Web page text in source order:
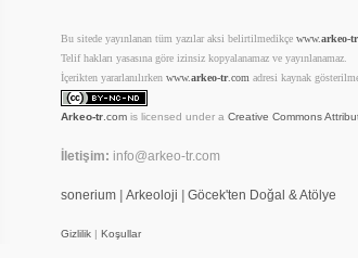
Bu sitede yayınlanan tüm yazılar aksi belirtilmedikçe www.arkeo-tr
Telif hakları yasasına göre izinsiz kopyalanamaz ve yayınlanamaz.
İçerikten yararlanılırken www.arkeo-tr.com adresi kaynak
Arkeo-tr.comis licensed under a Creative Commons
İletişim: info@arkeo-tr.com
sonerium Arkeoloji Göcek'ten Doğal & Atölye
Gizlilik| Koşullar